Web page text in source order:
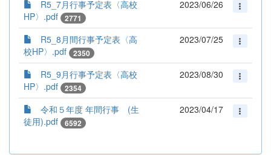
R5_7月行事予定表〈高校
HP〉.pdf
2771
2023/06/26
R5_8月間行事予定表〈高
校HP〉.pdf
2350
2023/07/25
R5_9月行事予定表〈高校
HP〉.pdf
2354
2023/08/30
令和５年度 年間行事 (生
徒用).pdf
6592
2023/04/17